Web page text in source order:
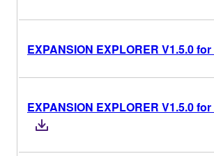
EXPANSION EXPLORER V1.5.0
EXPANSION EXPLORER V1.5.0